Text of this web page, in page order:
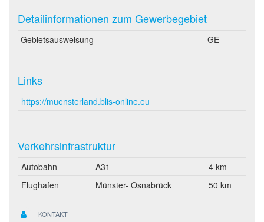
Detailinformationen zum Gewerbegebiet
Gebietsausweisung GE
Links
https://muensterland.blis-online.eu
Verkehrsinfrastruktur
Autobahn A31
4 km
Flughafen
Münster- Osnabrück 50 km
KONTAKT